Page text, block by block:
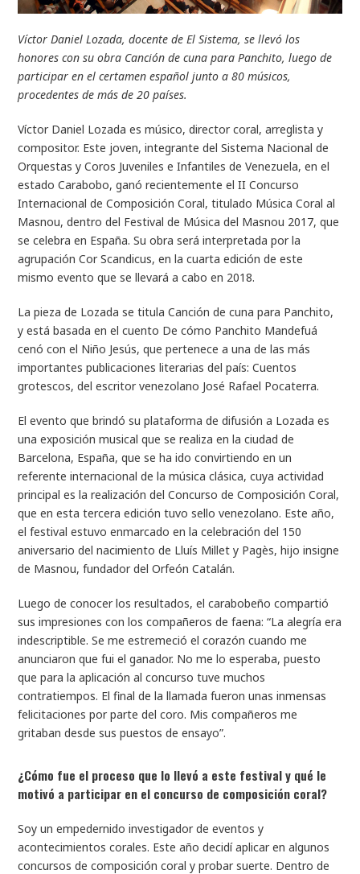
Víctor Daniel Lozada, docente de El Sistema, se llevó los
honores con su obra Canción de cuna para Panchito, luego de
participar en el certamen español junto a 80músicos,
procedentes de más de 20 países.
Víctor Daniel Lozada es músico, director coral, arreglista y
compositor. Este joven, integrante del Sistema Nacional de
Orquestas y Coros Juveniles e Infantiles de Venezuela, en el
estado Carabobo, ganó recientemente el II Concurso
Internacional de Composición Coral, titulado Música Coral al
Masnou, dentro del Festival de Música del Masnou 2017, que
se celebra en España. Su obra será interpretada por la
agrupación Cor Scandicus, en la cuarta edición de este
mismo evento que se llevará a cabo en 2018.
La pieza de Lozada se titulaCanción de cuna para Panchito,
y está basada en el cuento De cómo Panchito Mandefuá
cenó con el Niño Jesús, que pertenece a una de las más
importantes publicaciones literarias del país: Cuentos
grotescos, del escritor venezolano José Rafael Pocaterra.
El evento que brindó su plataforma de difusión a Lozada es
una exposición musical que se realiza en la ciudad de
Barcelona, España, que se ha ido convirtiendo en un
referente internacional de la música clásica, cuya actividad
principal es la realización del Concurso de Composición Coral,
que en esta tercera edición tuvo sello venezolano. Este año,
el festival estuvo enmarcado en la celebración del 150
aniversario del nacimiento de Lluís Millet y Pagès, hijo insigne
de Masnou, fundador del Orfeón Catalán.
Luego de conocer los resultados, el carabobeño compartió
sus impresiones con los compañeros de faena:“La alegría era
indescriptible. Se me estremeció el corazón cuando me
anunciaron que fui el ganador. No me lo esperaba, puesto
que para la aplicación al concurso tuve muchos
contratiempos. El final de la llamada fueron unas inmensas
felicitaciones por parte del coro. Mis compañeros me
gritaban desde sus puestos de ensayo”.
¿Cómo fue el proceso que lo llevó a este festival y qué le
motivó a participar en el concurso de composición coral?
Soy un empedernido investigador de eventos y
acontecimientos corales. Este año decidí aplicar en algunos
concursos de composición coral y probar suerte. Dentro de